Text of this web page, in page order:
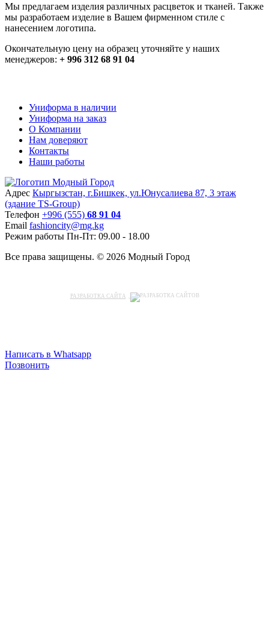
Мы предлагаем изделия различных расцветок и тканей. Также
мы разработаем изделие в Вашем фирменном стиле с
нанесением логотипа.
Окончательную цену на образец уточняйте у наших
менеджеров: + 996 312 68 91 04
Униформа в наличии
Униформа на заказ
О Компании
Нам доверяют
Контакты
Наши работы
Адрес Кыргызстан, г.Бишкек, ул.Юнусалиева 87, 3 этаж
(здание TS-Group)
Teлефон +996 (555) 68 91 04
Email fashioncity@mg.kg
Режим работы Пн-Пт: 09.00 - 18.00
Все права защищены. © 2026 Модный Город
РАЗРАБОТКА САЙТА
Написать в Whatsapp
Позвонить